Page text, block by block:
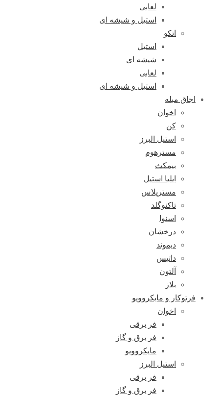
لعابی
استیل و شیشه ای
اتکو
استیل
شیشه ای
لعابی
استیل و شیشه ای
اجاق مبله
اخوان
کن
استیل البرز
مسترهوم
بیمکث
ایلیا استیل
مسترپلاس
تاکنوگلد
اسنوا
درخشان
دیموند
داتیس
آلتون
بلاز
فرتوکار و مایکروویو
اخوان
فر برقی
فر برق و گاز
مایکروویو
استیل البرز
فر برقی
فر برق و گاز